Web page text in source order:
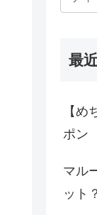
最
【
ポン
マル
ット